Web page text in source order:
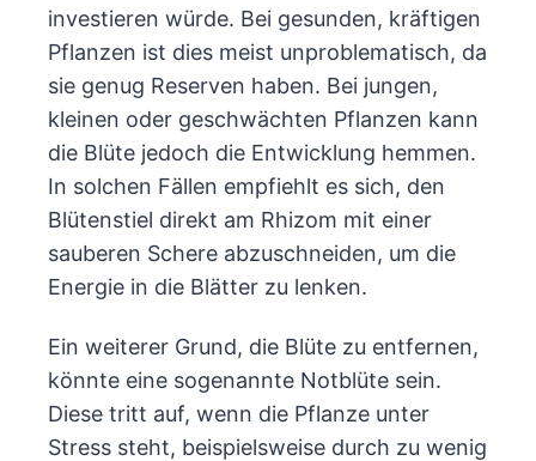
investieren würde. Bei gesunden, kräftigen
Pflanzen ist dies meist unproblematisch, da
sie genug Reserven haben. Bei jungen,
kleinen oder geschwächten Pflanzen kann
die Blüte jedoch die Entwicklung hemmen.
In solchen Fällen empfiehlt es sich, den
Blütenstiel direkt am Rhizom mit einer
sauberen Schere abzuschneiden, um die
Energie in die Blätter zu lenken.
Ein weiterer Grund, die Blüte zu entfernen,
könnte eine sogenannte Notblüte sein.
Diese tritt auf, wenn die Pflanze unter
Stress steht, beispielsweise durch zu wenig